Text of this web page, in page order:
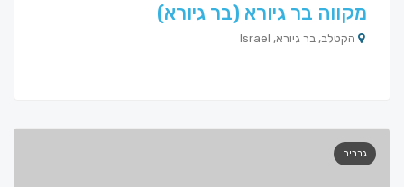
מקווה בר גיורא (בר גיורא)
הקטלב, בר גיורא, Israel
גברים